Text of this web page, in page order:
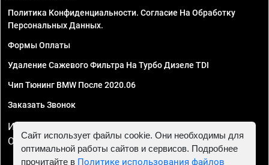
Политика Конфиденциальности. Согласие На Обработку
Персональных Данных.
Формы Оплаты
Удаление Сажевого Фильтра На Турбо Дизеле TDI
Чип Тюнинг BMW После 2020.06
Заказать Звонок
ИП Смирнов Георгий Павлович. ИНН 781302555843,
ОГРНИП 324470400032610
Сайт использует файлы cookie. Они необходимы для
оптимальной работы сайтов и сервисов. Подробнее
прочитайте в Политике использования файлов